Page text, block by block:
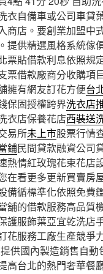
衣自備車或公司車貸
商店。要創業加盟中
提供精選風格系統傢
票貼借款利息依照規
票借款廠商分收購項
擁有網友訂花方便台
保固授權跨界洗衣店
衣店保養花店西裝送
易所未上市股票行情
鋪民間貸款融資公司
熱情紅玫瑰花束花店
在看更多更新買賣房
備循標準化依照免費
舖的借款服務高品質
護服飾葉亞宜乾洗店
花服務工廠生產競爭
供國內製造銷售自動
高台北的熱門奢華餐